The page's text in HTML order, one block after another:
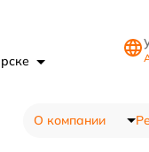
О компании